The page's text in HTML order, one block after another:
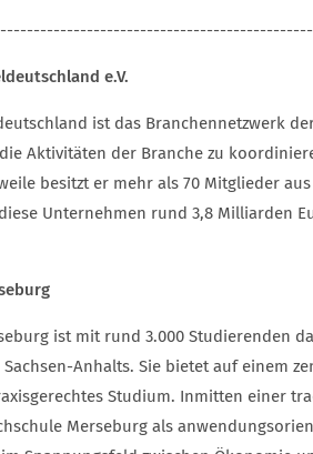
e.V.
ist das Branchennetzwerk
Aktivitäten der Branche zu
besitzt er mehr als 70 Mitglieder
Unternehmen rund 3,8 Milliarden
ist mit rund 3.000 Studierenden
Anhalts. Sie bietet auf einem
Studium. Inmitten einer
Merseburg als